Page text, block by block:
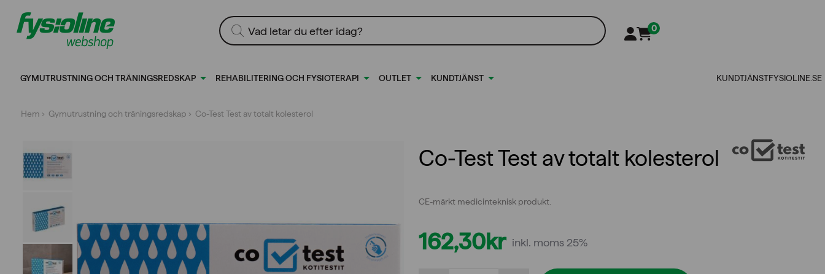
innehållet
Produktsökning
0
GYMUTRUSTNING OCH TRÄNINGSREDSKAP REHABILITERING OCH FYSIOTERAPI OUTLET KUNDTJÄNST KUNDTJÄNSTFYSIOLINE.SE
Hem › Gymutrustning och träningsredskap › Co-Test Test av totalt kolesterol
Co-Test Test av totalt kolesterol
CE-märkt medicinteknisk produkt.
162,30kr inkl. moms 25%